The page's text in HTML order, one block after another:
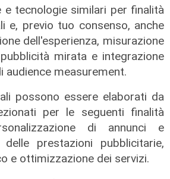
e tecnologie similari per finalità
e, previo tuo consenso, anche
dell'esperienza, misurazione
mirata e integrazione
measurement.
possono essere elaborati da
per le seguenti finalità
di annunci e
prestazioni pubblicitarie,
e ottimizzazione dei servizi.
Telenord: "Taglio
per gli
allo zaino, anche le